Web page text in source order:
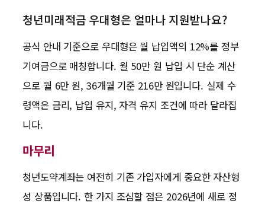
청년미래적금 우대형은 얼마나 지원받나요?
공식 안내 기준으로 우대형은 월 납입액의 12%를 정부
기여금으로 매칭합니다. 월 50만 원 납입 시 단순 계산
으로 월 6만 원, 36개월 기준 216만 원입니다. 실제 수
령액은 금리, 납입 유지, 자격 유지 조건에 따라 달라집
니다.
마무리
청년도약계좌는 여전히 기존 가입자에게 중요한 자산형
성 상품입니다. 한 가지 조심할 점은 2026년에 새로 정